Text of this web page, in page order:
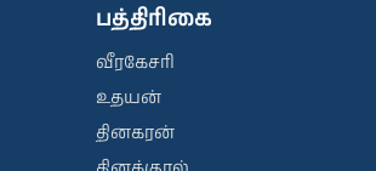
பத்திரிகை
வீரகேசரி
உதயன்
தினகரன்